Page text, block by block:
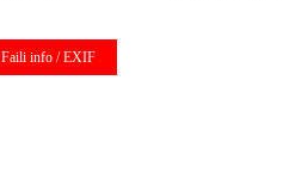
Faili info / EXIF